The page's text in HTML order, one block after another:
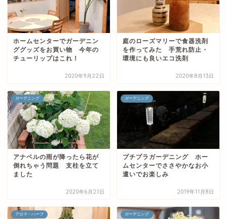
ホームセンターでガーデニン
ググッズをお買い物 今年の
チューリップはこれ！
2020年9月22日
庭のローズマリーで食器洗剤
を作ってみた 手荒れ防止・
環境にも良いエコ洗剤
2020年8月13日
ガーデニング
アナベルの雨が降ったら花が
倒れちゃう問題 支柱を立て
ました
2020年6月21日
ガーデニング
プチプラガーデニング ホー
ムセンターでささやかなお小
遣いでお楽しみ
2019年11月8日
アロマ・ハーブ ガーデニング